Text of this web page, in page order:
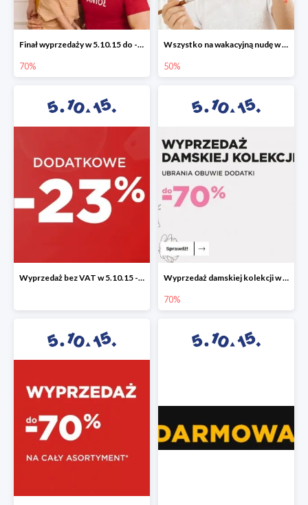
Finał wyprzedaży w 5.10.15 do -70%
70%
Wszystko na wakacyjną nudę w 5.10.15 - gry i zabawki do -50%
50%
Wyprzedaż bez VAT w 5.10.15 - dodatkowe -23% rabatu Wyprzedaż damskiej kolekcji w 5.10.15 - ubrania, obuwie i dodatki do -70%
70%